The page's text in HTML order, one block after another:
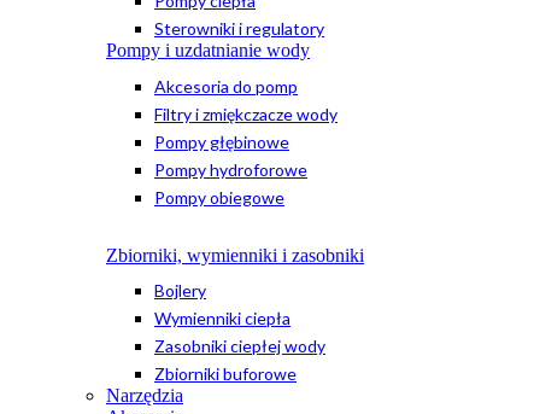
Sterowniki i regulatory
Pompy i uzdatnianie wody
Akcesoria do pomp
Filtry i zmiękczacze wody
Pompy głębinowe
Pompy hydroforowe
Pompy obiegowe
Zbiorniki, wymienniki i zasobniki
Bojlery
Wymienniki ciepła
Zasobniki ciepłej wody
Zbiorniki buforowe
Narzędzia